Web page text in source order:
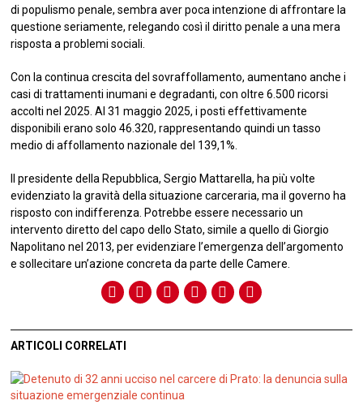
di populismo penale, sembra aver poca intenzione di affrontare la
questione seriamente, relegando così il diritto penale a una mera
risposta a problemi sociali.
Con la continua crescita del sovraffollamento, aumentano anche i
casi di trattamenti inumani e degradanti, con oltre 6.500 ricorsi
accolti nel 2025. Al 31 maggio 2025, i posti effettivamente
disponibili erano solo 46.320, rappresentando quindi un tasso
medio di affollamento nazionale del 139,1%.
Il presidente della Repubblica, Sergio Mattarella, ha più volte
evidenziato la gravità della situazione carceraria, ma il governo ha
risposto con indifferenza. Potrebbe essere necessario un
intervento diretto del capo dello Stato, simile a quello di Giorgio
Napolitano nel 2013, per evidenziare l’emergenza dell’argomento
e sollecitare un’azione concreta da parte delle Camere.
ARTICOLI CORRELATI